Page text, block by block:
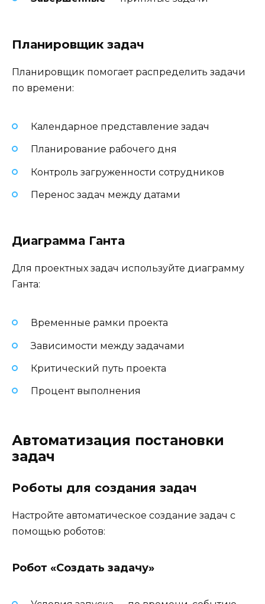
Планировщик задач
Планировщик помогает распределить задачи
по времени:
Календарное представление задач
Планирование рабочего дня
Контроль загруженности сотрудников
Перенос задач между датами
Диаграмма Ганта
Для проектных задач используйте диаграмму
Ганта:
Временные рамки проекта
Зависимости между задачами
Критический путь проекта
Процент выполнения
Автоматизация постановки
задач
Роботы для создания задач
Настройте автоматическое создание задач с
помощью роботов:
Робот «Создать задачу»